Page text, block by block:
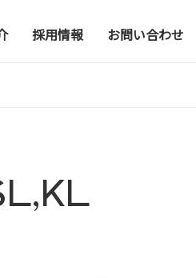
採用情報 お問い合わせ